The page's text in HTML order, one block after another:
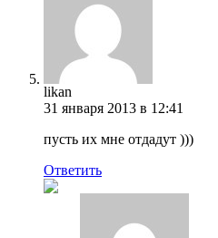
likan
31 января 2013 в 12:41
пусть их мне отдадут )))
Ответить